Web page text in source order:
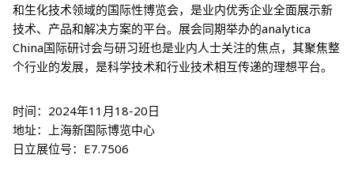
和生化技术领域的国际性博览会，是业内优秀企业全面展示新
技术、产品和解决方案的平台。展会同期举办的analytica
China国际研讨会与研习班也是业内人士关注的焦点，其聚焦整
个行业的发展，是科学技术和行业技术相互传递的理想平台。
时间：2024年11月18-20日
地址：上海新国际博览中心
日立展位号：E7.7506